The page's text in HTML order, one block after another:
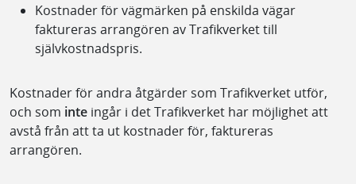
Kostnader för vägmärken på enskilda vägar
faktureras arrangören av Trafikverket till
självkostnadspris.
Kostnader för andra åtgärder som Trafikverket utför,
och som inte ingår i det Trafikverket har möjlighet att
avstå från att ta ut kostnader för, faktureras
arrangören.